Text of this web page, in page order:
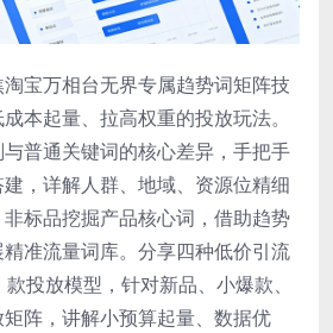
宝万相台无界专属趋势词矩阵技
本起量、拉高权重的投放玩法。
普通关键词的核心差异，手把手
，详解人群、地域、资源位精细
标品挖掘产品核心词，借助趋势
准流量词库。分享四种低价引流
投放模型，针对新品、小爆款、
阵，讲解小预算起量、数据优